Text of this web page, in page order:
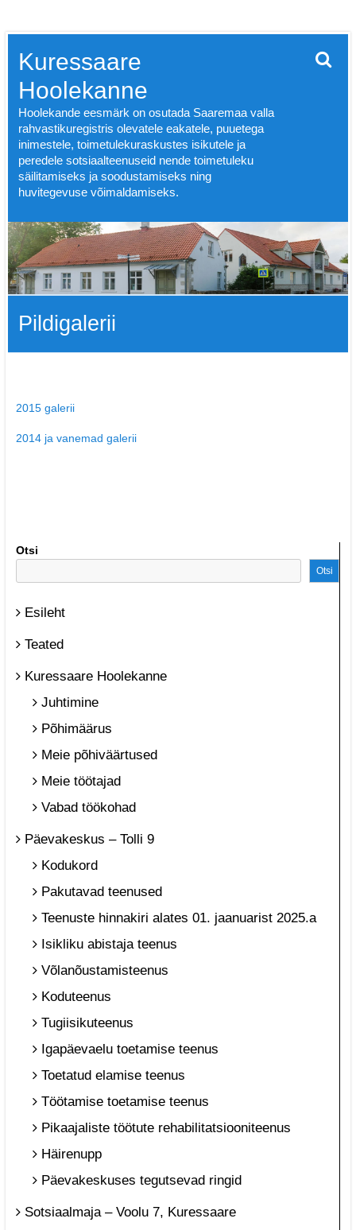
content
Kuressaare
Hoolekanne
Hoolekande eesmärk on osutada Saaremaa valla
rahvastikuregistris olevatele eakatele, puuetega
inimestele, toimetulekuraskustes isikutele ja
peredele sotsiaalteenuseid nende toimetuleku
säilitamiseks ja soodustamiseks ning
huvitegevuse võimaldamiseks.
Pildigalerii
2015 galerii
2014 ja vanemad galerii
Otsi
Otsi
Esileht
Teated
Kuressaare Hoolekanne
Juhtimine
Põhimäärus
Meie põhiväärtused
Meie töötajad
Vabad töökohad
Päevakeskus – Tolli 9
Kodukord
Pakutavad teenused
Teenuste hinnakiri alates 01. jaanuarist 2025.a
Isikliku abistaja teenus
Võlanõustamisteenus
Koduteenus
Tugiisikuteenus
Igapäevaelu toetamise teenus
Toetatud elamise teenus
Töötamise toetamise teenus
Pikaajaliste töötute rehabilitatsiooniteenus
Häirenupp
Päevakeskuses tegutsevad ringid
Sotsiaalmaja – Voolu 7, Kuressaare